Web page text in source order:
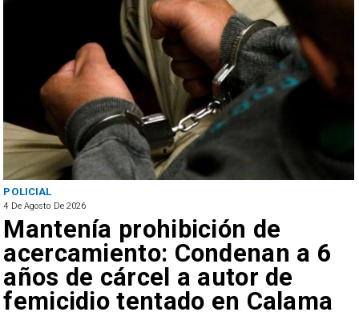
POLICIAL
4 De Agosto De 2026
Mantenía prohibición de
acercamiento: Condenan a 6
años de cárcel a autor de
femicidio tentado en Calama